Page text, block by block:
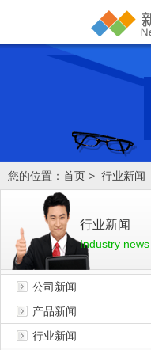
您的位置： 首页 > 行业新闻
行业新闻
Industry news
公司新闻
产品新闻
行业新闻